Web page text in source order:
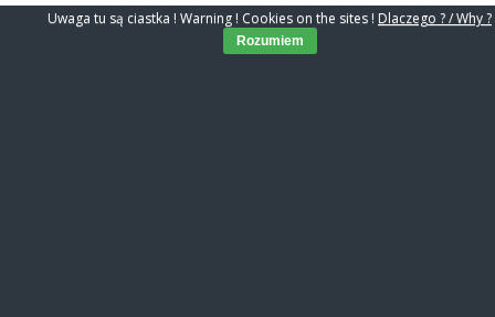
Uwaga tu są ciastka ! Warning ! Cookies on the sites ! Dlaczego ? / Why ?
Rozumiem